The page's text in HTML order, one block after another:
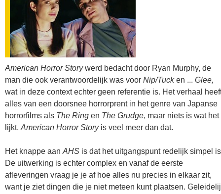
American Horror Storywerd bedacht door Ryan Murphy, de
man die ook verantwoordelijk was voor Nip/Tucken ... Glee,
wat in deze context echter geen referentie is. Het verhaal
alles van een doorsnee horrorprent in het genre van Japanse
horrorfilms als The Ring en The Grudge, maar niets is wat het
lijkt, American Horror Storyis veel meer dan dat.
Het knappe aan AHS is dat het uitgangspunt redelijk simpel
De uitwerking is echter complex en vanaf de eerste
afleveringen vraag je je af hoe alles nu precies in elkaar zit,
want je ziet dingen die je niet meteen kunt plaatsen.